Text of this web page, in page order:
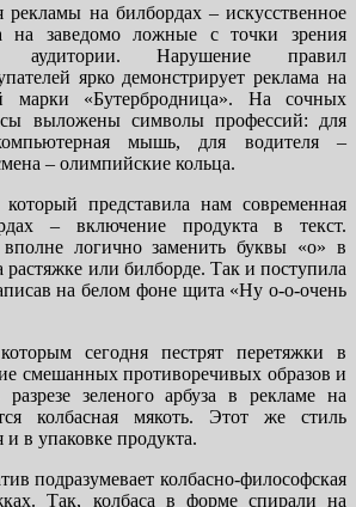
на билбордах – искусственное
на заведомо ложные с точки зрения
аудитории. Нарушение правил
ярко демонстрирует реклама на
марки «Бутербродница». На сочных
выложены символы профессий: для
мышь, для водителя –
– олимпийские кольца.
представила нам современная
– включение продукта в текст.
логично заменить буквы «о» в
растяжке или билборде. Так и поступила
на белом фоне щита «Ну о-о-очень
сегодня пестрят перетяжки в
смешанных противоречивых образов и
зеленого арбуза в рекламе на
колбасная мякоть. Этот же стиль
и в упаковке продукта.
подразумевает колбасно-философская
Так, колбаса в форме спирали на